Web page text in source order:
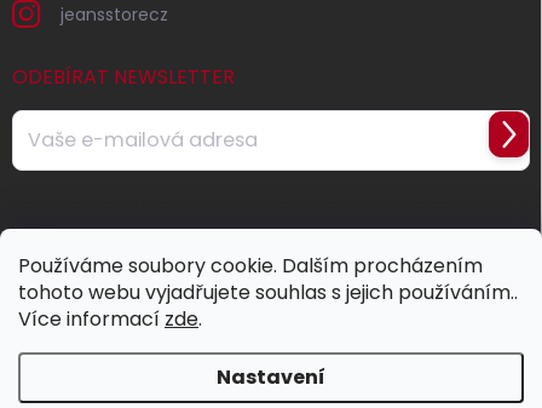
Používáme soubory cookie. Dalším procházením
tohoto webu vyjadřujete souhlas s jejich používáním..
Více informací zde.
Nastavení
jeansstorecz
ODEBÍRAT NEWSLETTER
údajů
se